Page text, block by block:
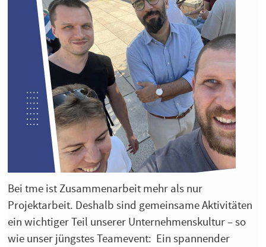
Bei tme ist Zusammenarbeit mehr als nur
Projektarbeit. Deshalb sind gemeinsame Aktivitäten
ein wichtiger Teil unserer Unternehmenskultur – so
wie unser jüngstes Teamevent: Ein spannender